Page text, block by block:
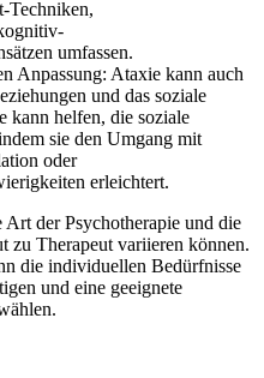
Techniken,
umfassen.
Anpassung: Ataxie kann auch
und das soziale
kann helfen, die soziale
sie den Umgang mit
oder
erleichtert.
der Psychotherapie und die
zu Therapeut variieren können.
die individuellen Bedürfnisse
und eine geeignete